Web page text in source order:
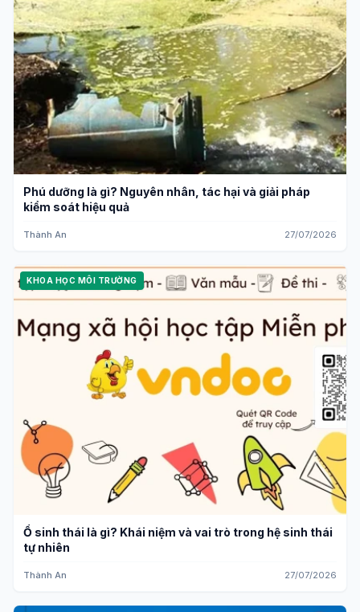
Phú dưỡng là gì? Nguyên nhân, tác hại và giải pháp
kiểm soát hiệu quả
Thành An 27/07/2026
KHOA HỌC MÔI TRƯỜNG
Ổ sinh thái là gì? Khái niệm và vai trò trong hệ sinh thái
tự nhiên
Thành An 27/07/2026